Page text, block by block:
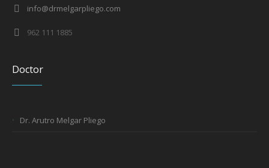
info@drmelgarpliego.com
962 111 1885
Doctor
Dr. Arutro Melgar Pliego